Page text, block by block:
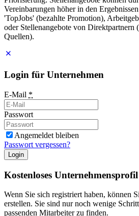
Vereinbarungen höher in den
'TopJobs' (bezahlte Promotion),
oder Stellenangebote von Direktpartnern
Quellen).
Login für Unternehmen
E-Mail *
Passwort
Angemeldet bleiben
Passwort vergessen?
Login
Kostenloses Unternehmensprofil
Wenn Sie sich registriert haben, können
erstellen. Sie sind nur noch wenige
passenden Mitarbeiter zu finden.